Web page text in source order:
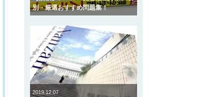
別・厳選おすすめ問題集！
2019.12.07